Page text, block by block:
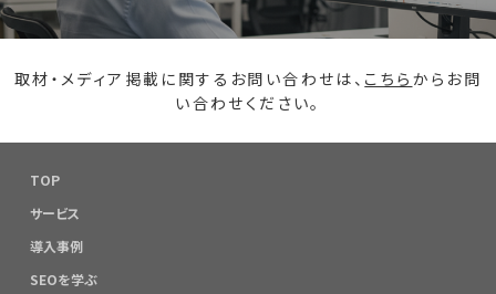
取材・メディア掲載に関するお問い合わせは、 こちら からお問
い合わせください。
TOP
サービス
導入事例
SEOを学ぶ